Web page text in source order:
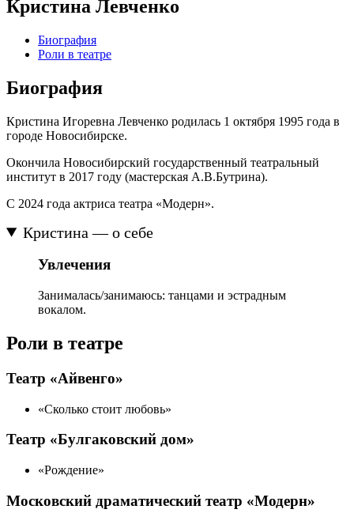
Кристина Левченко
Биография
Роли в театре
Биография
Кристина Игоревна Левченко родилась 1 октября 1995 года в
городе Новосибирске.
Окончила Новосибирский государственный театральный
институт в 2017 году (мастерская А.В.Бутрина).
С 2024 года актриса театра «Модерн».
Кристина — о себе
Увлечения
Занималась/занимаюсь: танцами и эстрадным
вокалом.
Роли в театре
Театр «Айвенго»
«Сколько стоит любовь»
Театр «Булгаковский дом»
«Рождение»
Московский драматический театр «Модерн»